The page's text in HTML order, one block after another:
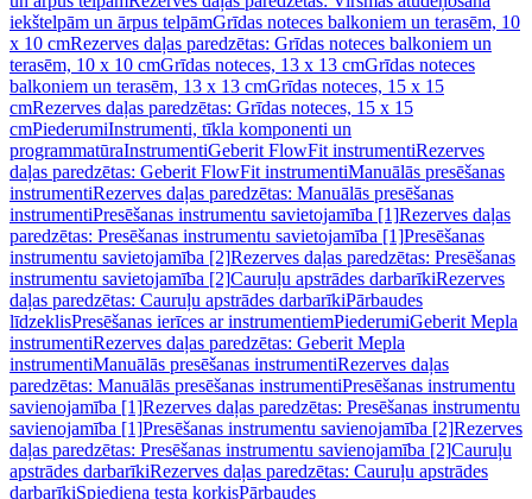
iekštelpām un ārpus telpāmGrīdas noteces balkoniem un terasēm, 10
x 10 cmRezerves daļas paredzētas: Grīdas noteces balkoniem un
terasēm, 10 x 10 cmGrīdas noteces, 13 x 13 cmGrīdas noteces
balkoniem un terasēm, 13 x 13 cmGrīdas noteces, 15 x 15
cmRezerves daļas paredzētas: Grīdas noteces, 15 x 15
cmPiederumiInstrumenti, tīkla komponenti un
programmatūraInstrumentiGeberit FlowFit instrumentiRezerves
daļas paredzētas: Geberit FlowFit instrumentiManuālās presēšanas
instrumentiRezerves daļas paredzētas: Manuālās presēšanas
instrumentiPresēšanas instrumentu savietojamība [1]Rezerves daļas
paredzētas: Presēšanas instrumentu savietojamība [1]Presēšanas
instrumentu savietojamība [2]Rezerves daļas paredzētas: Presēšanas
instrumentu savietojamība [2]Cauruļu apstrādes darbarīkiRezerves
daļas paredzētas: Cauruļu apstrādes darbarīkiPārbaudes
līdzeklisPresēšanas ierīces ar instrumentiemPiederumiGeberit Mepla
instrumentiRezerves daļas paredzētas: Geberit Mepla
instrumentiManuālās presēšanas instrumentiRezerves daļas
paredzētas: Manuālās presēšanas instrumentiPresēšanas instrumentu
savienojamība [1]Rezerves daļas paredzētas: Presēšanas instrumentu
savienojamība [1]Presēšanas instrumentu savienojamība [2]Rezerves
daļas paredzētas: Presēšanas instrumentu savienojamība [2]Cauruļu
apstrādes darbarīkiRezerves daļas paredzētas: Cauruļu apstrādes
darbarīkiSpiediena testa korķisPārbaudes